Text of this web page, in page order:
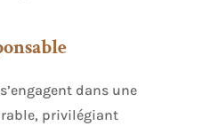
dans une
privilégiant